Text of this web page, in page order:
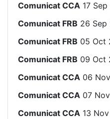
Comunicat CCA 17
Comunicat FRB 26 Sep
Comunicat FRB 05 Oct
Comunicat FRB 09 Oct
Comunicat CCA 06
Comunicat CCA 07
Comunicat CCA 13